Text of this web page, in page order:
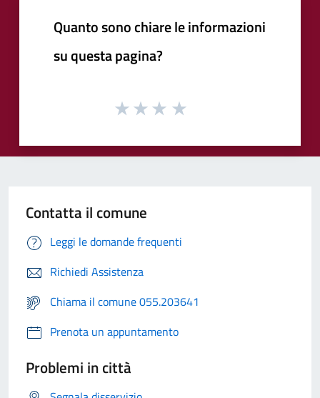
Quanto sono chiare le informazioni
su questa pagina?
Contatta il comune
Leggi le domande frequenti
Richiedi Assistenza
Chiama il comune 055.203641
Prenota un appuntamento
Problemi in città